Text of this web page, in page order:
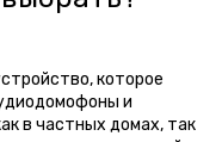
которое
и
в частных домах, так